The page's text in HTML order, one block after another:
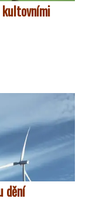
kultovními
dění